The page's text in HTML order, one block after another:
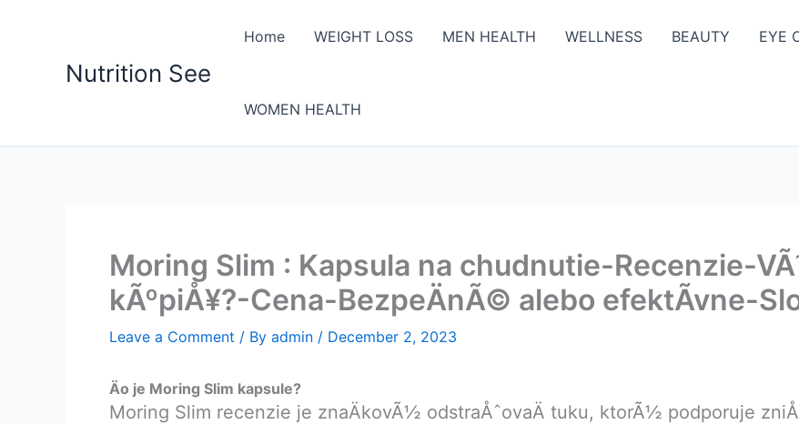
Nutrition See
Home WEIGHT LOSS MEN HEALTH WELLNESS BEAUTY EYE
WOMEN HEALTH
Moring Slim : Kapsula na chudnutie-Recenzie-
kÃºpiÅ¥?-Cena-BezpeÄnÃ© alebo efektÃ­vne-
Leave a Comment / By admin / December 2, 2023
Äo je Moring Slim kapsule?
Moring Slim recenzie je znaÄkovÃ½ odstraÅˆovaÄ tuku, ktorÃ½ podporuje